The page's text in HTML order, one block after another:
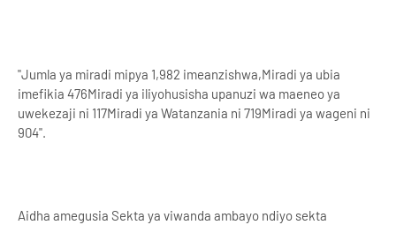
"Jumla ya miradi mipya 1,982 imeanzishwa,Miradi ya ubia
imefikia 476Miradi ya iliyohusisha upanuzi wa maeneo ya
uwekezaji ni 117Miradi ya Watanzania ni 719Miradi ya wageni ni
904".
Aidha amegusia Sekta ya viwanda ambayo ndiyo sekta